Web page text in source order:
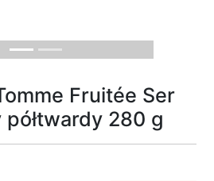
Fruitée Ser
280 g